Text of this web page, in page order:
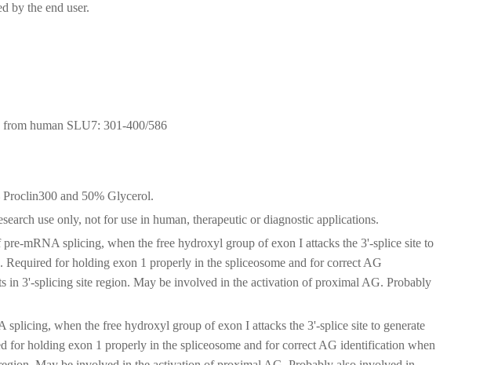
by the end user.
human SLU7: 301-400/586
and 50% Glycerol.
use only, not for use in human, therapeutic or diagnostic applications.
pre-mRNA splicing, when the free hydroxyl group of exon I attacks the 3'-splice site to
Required for holding exon 1 properly in the spliceosome and for correct AG
in 3'-splicing site region. May be involved in the activation of proximal AG. Probably
splicing, when the free hydroxyl group of exon I attacks the 3'-splice site to generate
for holding exon 1 properly in the spliceosome and for correct AG identification when